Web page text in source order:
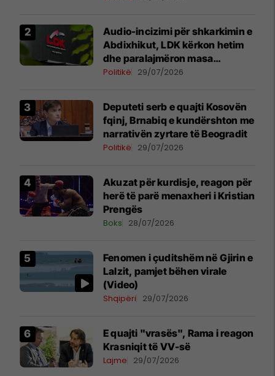
Audio-incizimi për shkarkimin e
Abdixhikut, LDK kërkon hetim
dhe paralajmëron masa
disiplinore
Politikë 29/07/2026
Deputeti serb e quajti Kosovën
fqinj, Brnabiq e kundërshton me
narrativën zyrtare të Beogradit
Politikë 29/07/2026
Akuzat për kurdisje, reagon për
herë të parë menaxheri i Kristian
Prengës
Boks 28/07/2026
Fenomen i çuditshëm në Gjirin e
Lalzit, pamjet bëhen virale
(Video)
Shqipëri 29/07/2026
E quajti "vrasës", Rama i reagon
Krasniqit të VV-së
Lajme 29/07/2026